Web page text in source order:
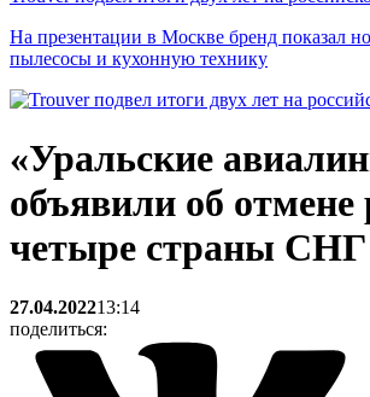
На презентации в Москве бренд показал
пылесосы и кухонную технику
«Уральские
объявили об отмене
четыре страны СНГ
27.04.202213:14
поделиться: